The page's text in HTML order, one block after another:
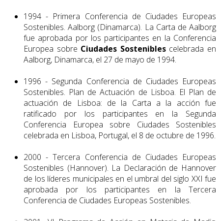
1994 - Primera Conferencia de Ciudades Europeas
Sostenibles. Aalborg (Dina­marca). La Carta de Aalborg
fue aprobada por los participantes en la Conferencia
Europea sobre Ciudades Sosteniblescelebrada en
Aalborg, Dinamarca, el 27 de mayo de 1994.
1996 - Segunda Conferencia de Ciudades Europeas
Sostenibles. Plan de Actuación de Lisboa. El Plan de
actuación de Lisboa: de la Carta a la acción fue
ratificado por los participantes en la Segunda
Conferencia Europea sobre Ciudades Sostenibles
celebrada en Lisboa, Portugal, el 8 de octubre de 1996.
2000 - Tercera Conferencia de Ciudades Europeas
Sostenibles (Hannover). La Declaración de Hannover
de los líderes municipales en el umbral del siglo XXI fue
aprobada por los participantes en la Tercera
Conferencia de Ciudades Europeas Sostenibles.